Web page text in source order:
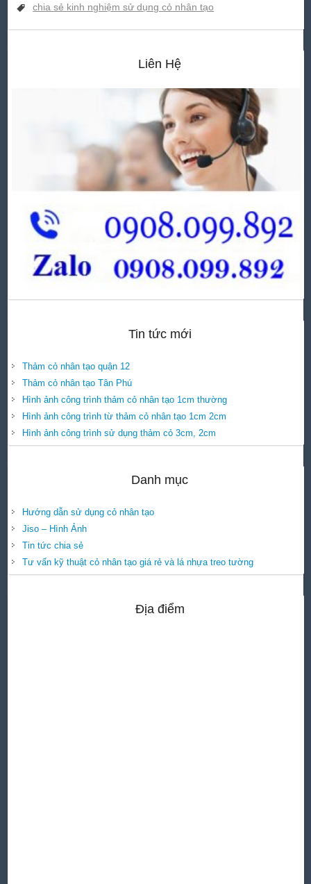
chia sẻ kinh nghiệm sử dụng cỏ nhân tạo
Liên Hệ
Tin tức mới
Thảm cỏ nhân tạo quận 12
Thảm cỏ nhân tạo Tân Phú
Hình ảnh công trình thảm cỏ nhân tạo 1cm thường
Hình ảnh công trình từ thảm cỏ nhân tạo 1cm 2cm
Hình ảnh công trình sử dụng thảm cỏ 3cm, 2cm
Danh mục
Hướng dẫn sử dụng cỏ nhân tạo
Jiso – Hình Ảnh
Tin tức chia sẻ
Tư vấn kỹ thuật cỏ nhân tạo giá rẻ và lá nhựa treo tường
Địa điểm